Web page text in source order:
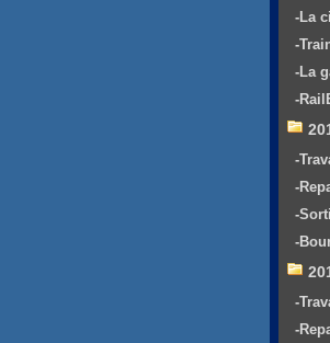
-La
-
-La
-
-
-
-
-
-
-